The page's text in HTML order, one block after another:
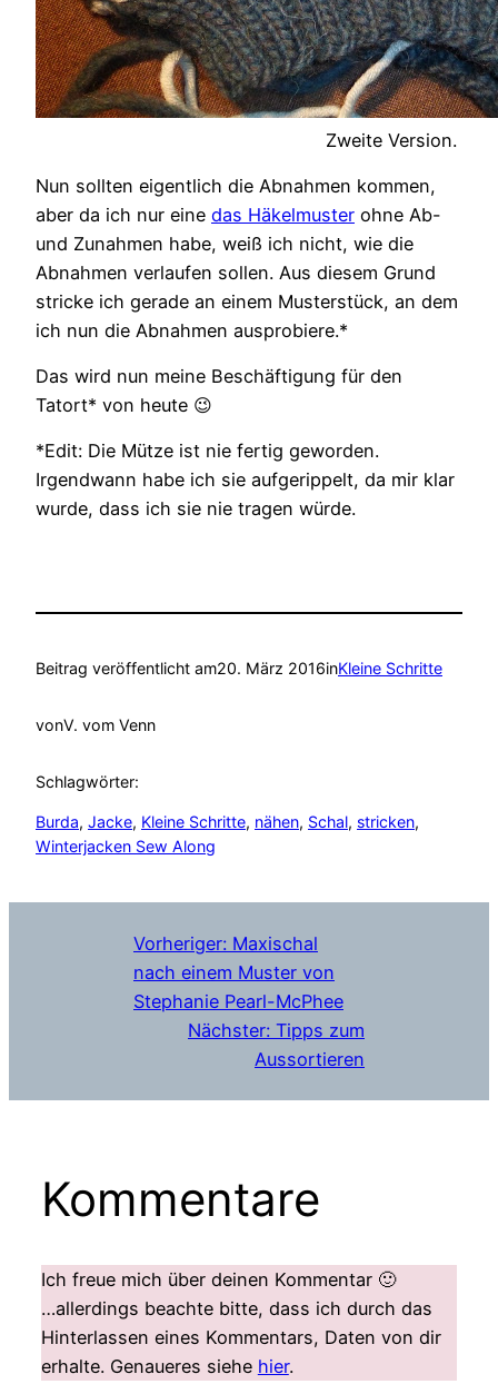
Zweite Version.
Nun sollten eigentlich die Abnahmen kommen,
aber da ich nur eine das Häkelmuster ohne Ab-
und Zunahmen habe, weiß ich nicht, wie die
Abnahmen verlaufen sollen. Aus diesem Grund
stricke ich gerade an einem Musterstück, an dem
ich nun die Abnahmen ausprobiere.*
Das wird nun meine Beschäftigung für den
Tatort* von heute 😉
*Edit: Die Mütze ist nie fertig geworden.
Irgendwann habe ich sie aufgerippelt, da mir klar
wurde, dass ich sie nie tragen würde.
Beitrag veröffentlicht am20. März 2016inKleine Schritte
vonV. vom Venn
Schlagwörter:
Burda, Jacke, Kleine Schritte, nähen, Schal, stricken
Winterjacken Sew Along
Vorheriger: Maxischal
nach einem Muster von
Stephanie Pearl-McPhee
Nächster: Tipps zum
Aussortieren
Kommentare
Ich freue mich über deinen Kommentar 🙂
…allerdings beachte bitte, dass ich durch das
Hinterlassen eines Kommentars, Daten von dir
erhalte. Genaueres siehe hier.